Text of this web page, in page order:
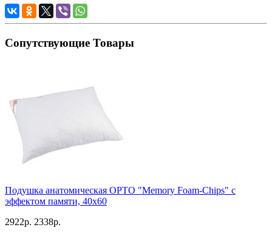
Сопутствующие Товары
Подушка анатомическая ОРТО "Memory Foam-Chips" с
эффектом памяти, 40х60
2922р. 2338р.